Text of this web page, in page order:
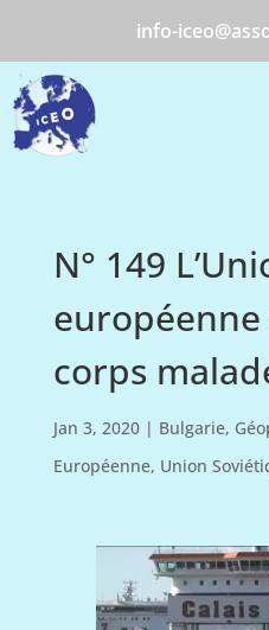
info-
N° 149
corps
Jan 3, 2020| Bulgarie,
Européenne, Union